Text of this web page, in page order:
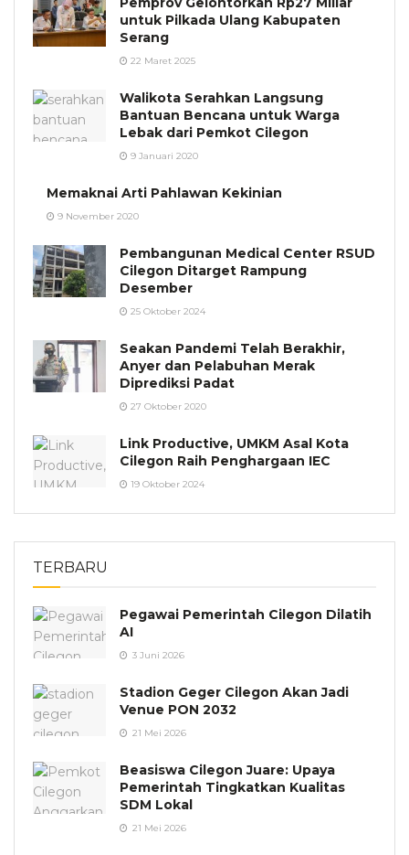
untuk Pilkada Ulang Kabupaten
Serang
22 Maret 2025
Walikota Serahkan Langsung
Bantuan Bencana untuk Warga
Lebak dari Pemkot Cilegon
9 Januari 2020
Memaknai Arti Pahlawan Kekinian
9 November 2020
Pembangunan Medical Center RSUD
Cilegon Ditarget Rampung
Desember
25 Oktober 2024
Seakan Pandemi Telah Berakhir,
Anyer dan Pelabuhan Merak
Diprediksi Padat
27 Oktober 2020
Link Productive, UMKM Asal Kota
Cilegon Raih Penghargaan IEC
19 Oktober 2024
TERBARU
Pegawai Pemerintah Cilegon Dilatih
AI
3 Juni 2026
Stadion Geger Cilegon Akan Jadi
Venue PON 2032
21 Mei 2026
Beasiswa Cilegon Juare: Upaya
Pemerintah Tingkatkan Kualitas
SDM Lokal
21 Mei 2026